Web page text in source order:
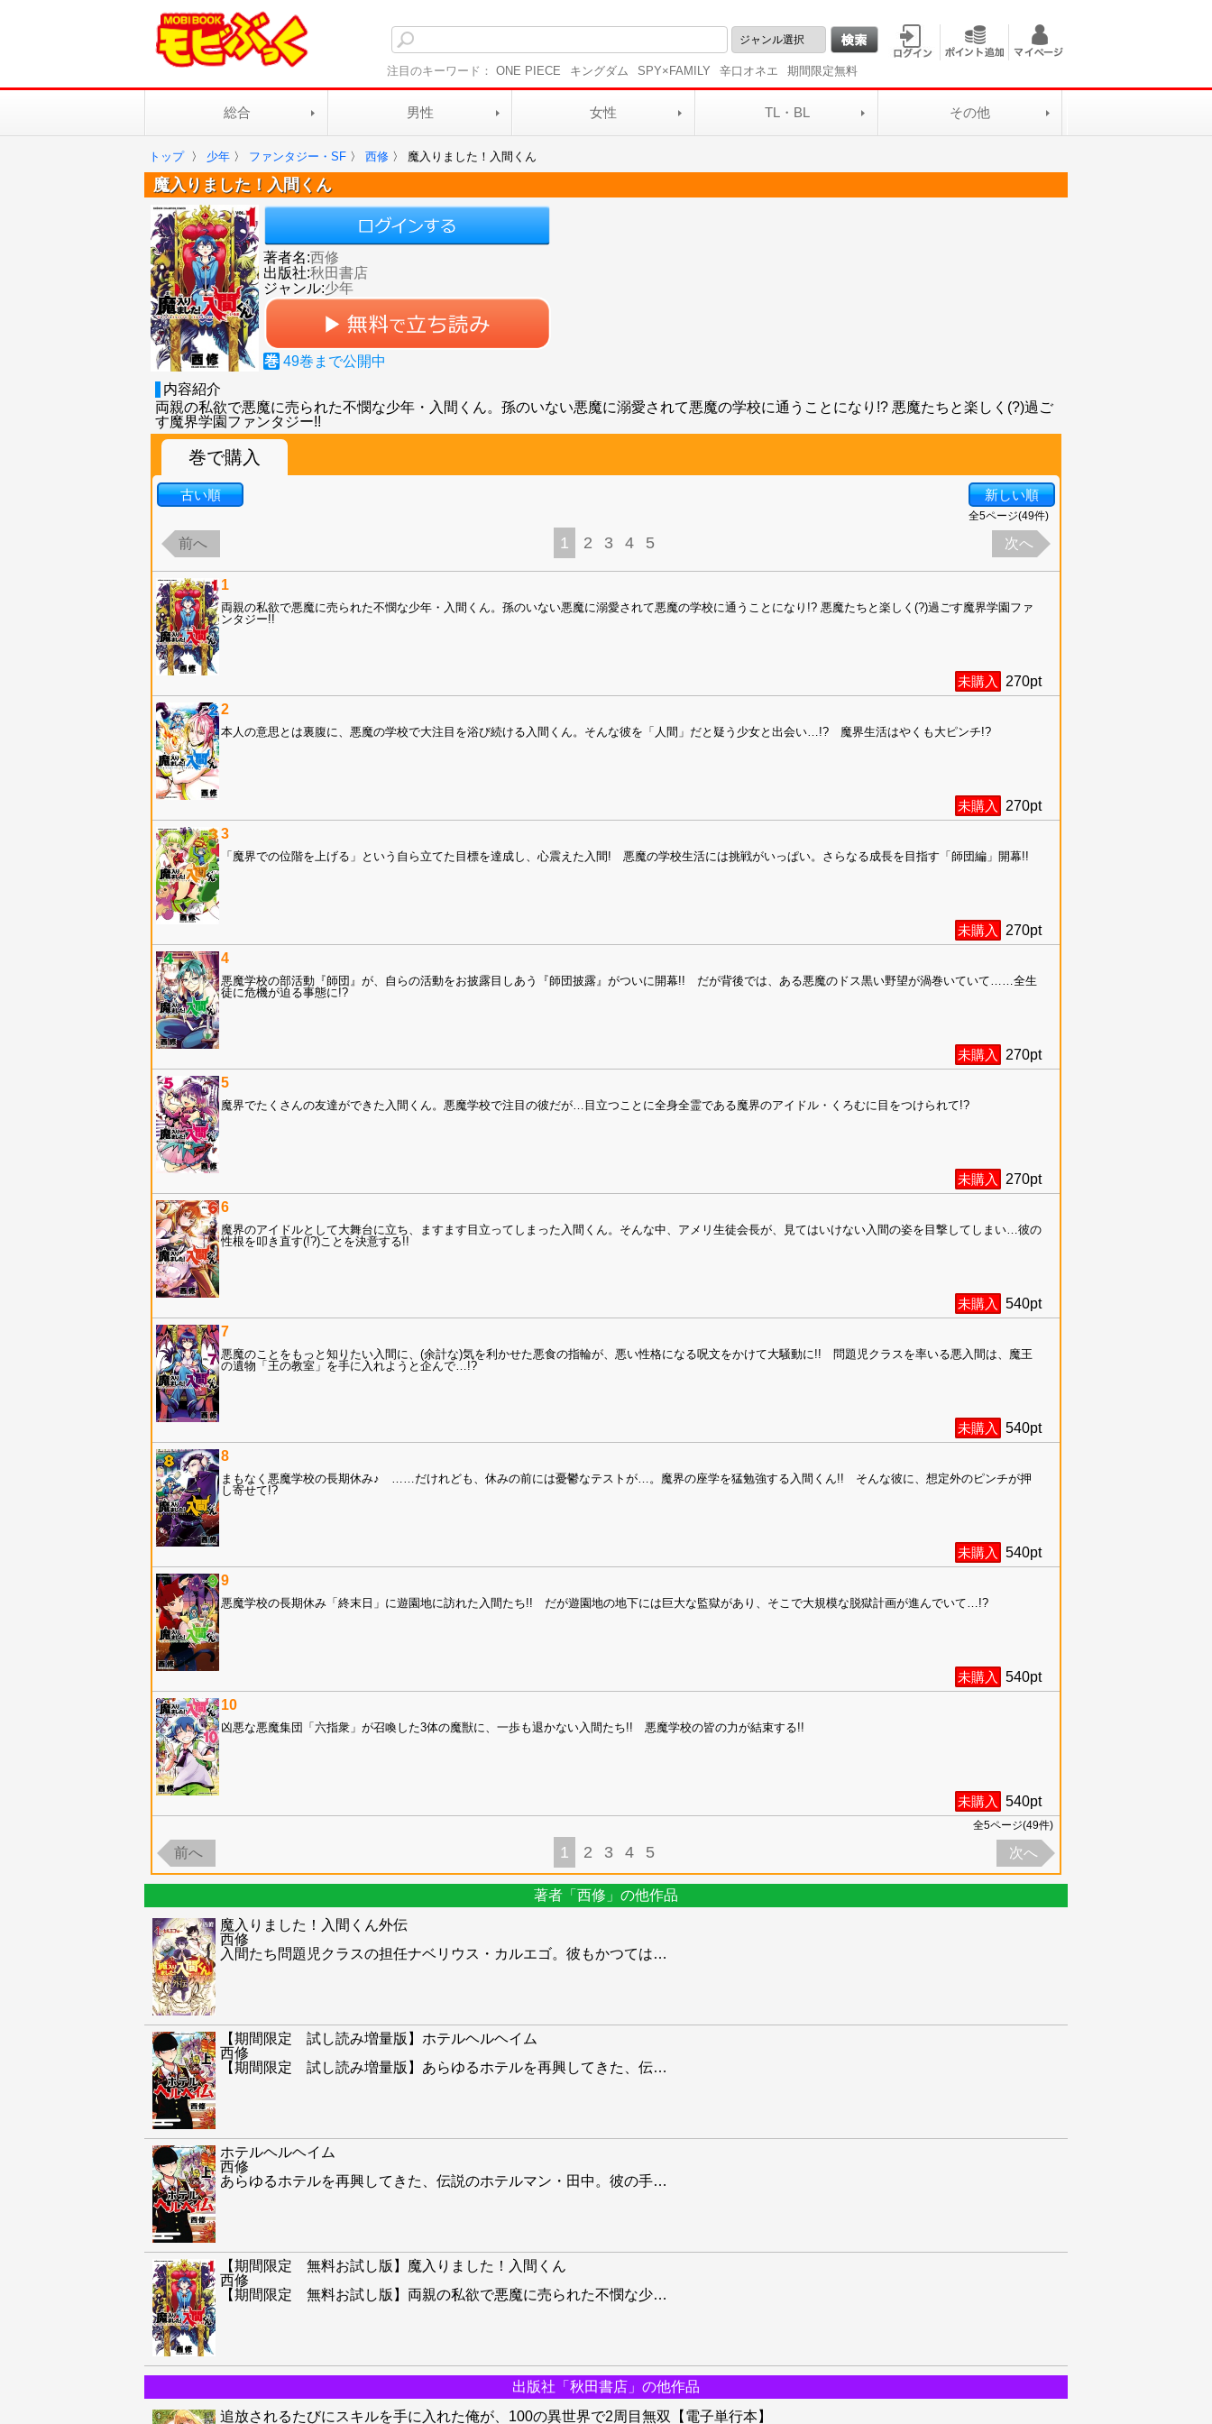
注目のキーワード： ONE PIECE キングダム SPY×FAMILY 辛口オネエ 期間限定無料
総合 男性 女性 TL・BL その他
トップ 〉 少年 〉 ファンタジー・SF 〉 西修 〉 魔入りました！入間くん
魔入りました！入間くん
著者名:西修
出版社:秋田書店
ジャンル:少年
巻 49巻まで公開中
内容紹介
両親の私欲で悪魔に売られた不憫な少年・入間くん。孫のいない悪魔に溺愛されて悪魔の学校に通うことになり!? 悪魔たちと楽しく(?)過ご
す魔界学園ファンタジー!!
巻で購入
古い順 新しい順
全5ページ(49件)
前へ 1 2 3 4 5 次へ
1
両親の私欲で悪魔に売られた不憫な少年・入間くん。孫のいない悪魔に溺愛されて悪魔の学校に通うことになり!? 悪魔たちと楽しく(?)過ごす魔界学園ファ
ンタジー!!
未購入 270pt
2
本人の意思とは裏腹に、悪魔の学校で大注目を浴び続ける入間くん。そんな彼を「人間」だと疑う少女と出会い…!? 魔界生活はやくも大ピンチ!?
未購入 270pt
3
「魔界での位階を上げる」という自ら立てた目標を達成し、心震えた入間! 悪魔の学校生活には挑戦がいっぱい。さらなる成長を目指す「師団編」開幕!!
未購入 270pt
4
悪魔学校の部活動『師団』が、自らの活動をお披露目しあう『師団披露』がついに開幕!! だが背後では、ある悪魔のドス黒い野望が渦巻いていて……全生
徒に危機が迫る事態に!?
未購入 270pt
5
魔界でたくさんの友達ができた入間くん。悪魔学校で注目の彼だが…目立つことに全身全霊である魔界のアイドル・くろむに目をつけられて!?
未購入 270pt
6
魔界のアイドルとして大舞台に立ち、ますます目立ってしまった入間くん。そんな中、アメリ生徒会長が、見てはいけない入間の姿を目撃してしまい…彼の
性根を叩き直す(!?)ことを決意する!!
未購入 540pt
7
悪魔のことをもっと知りたい入間に、(余計な)気を利かせた悪食の指輪が、悪い性格になる呪文をかけて大騒動に!! 問題児クラスを率いる悪入間は、魔王
の遺物「王の教室」を手に入れようと企んで…!?
未購入 540pt
8
まもなく悪魔学校の長期休み♪ ……だけれども、休みの前には憂鬱なテストが…。魔界の座学を猛勉強する入間くん!! そんな彼に、想定外のピンチが押
し寄せて!?
未購入 540pt
9
悪魔学校の長期休み「終末日」に遊園地に訪れた入間たち!! だが遊園地の地下には巨大な監獄があり、そこで大規模な脱獄計画が進んでいて…!?
未購入 540pt
10
凶悪な悪魔集団「六指衆」が召喚した3体の魔獣に、一歩も退かない入間たち!! 悪魔学校の皆の力が結束する!!
未購入 540pt
全5ページ(49件)
前へ 1 2 3 4 5 次へ
著者「西修」の他作品
魔入りました！入間くん外伝
西修
入間たち問題児クラスの担任ナベリウス・カルエゴ。彼もかつては…
【期間限定 試し読み増量版】ホテルヘルヘイム
西修
【期間限定 試し読み増量版】あらゆるホテルを再興してきた、伝…
ホテルヘルヘイム
西修
あらゆるホテルを再興してきた、伝説のホテルマン・田中。彼の手…
【期間限定 無料お試し版】魔入りました！入間くん
西修
【期間限定 無料お試し版】両親の私欲で悪魔に売られた不憫な少…
出版社「秋田書店」の他作品
追放されるたびにスキルを手に入れた俺が、100の異世界で2周目無双【電子単行本】